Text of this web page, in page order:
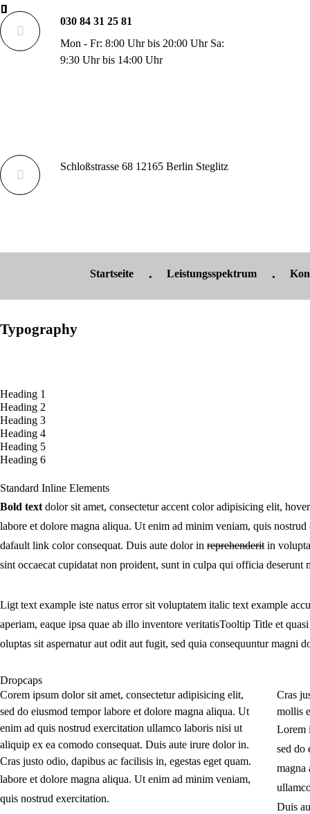
030 84 31 25 81
Mon - Fr: 8:00 Uhr bis 20:00 Uhr Sa:
9:30 Uhr bis 14:00 Uhr
Schloßstrasse 68 12165 Berlin Steglitz
Startseite Leistungsspektrum
Typography
Heading 1
Heading 2
Heading 3
Heading 4
Heading 5
Heading 6
Standard Inline Elements
Bold text dolor sit amet, consecteturaccent coloradipisicing elit,
labore et dolore magna aliqua. Ut enim ad minim veniam, quis
dafault link color consequat. Duis aute dolor in reprehenderit in
sint occaecat cupidatat non proident, sunt in culpa qui officia deserunt
Ligt text example iste natus error sit voluptatem italic text example
aperiam, eaque ipsa quae ab illo inventore veritatisTooltip Title et
oluptas sit aspernaturaut odit aut fugit, sed quia consequuntur magni
Dropcaps
Corem ipsum dolor sit amet, consectetur adipisicing elit,
sed do eiusmod tempor labore et dolore magna aliqua. Ut
enim ad quis nostrud exercitation ullamco laboris nisi ut
aliquip ex ea comodo consequat. Duis aute irure dolor in.
Cras justo odio, dapibus ac facilisis in, egestas eget quam.
labore et dolore magna aliqua. Ut enim ad minim veniam,
quis nostrud exercitation.
Cras
mollis
Lorem
sed do
magna
Duis